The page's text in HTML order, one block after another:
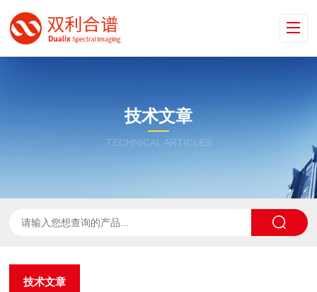
技术文章
TECHNICAL ARTICLES
技术文章